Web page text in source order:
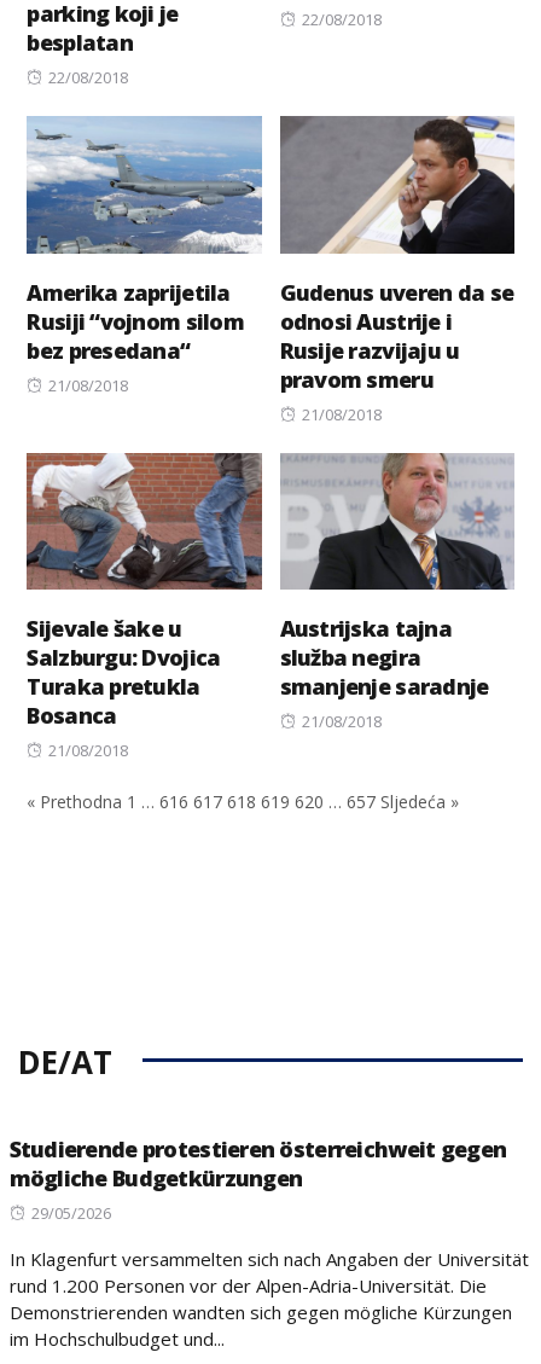
parking koji je
besplatan
Posted
22/08/2018
Posted
22/08/2018
Amerika zaprijetila
Rusiji “vojnom silom
bez presedana“
Posted
21/08/2018
Gudenus uveren da se
odnosi Austrije i
Rusije razvijaju u
pravom smeru
Posted
21/08/2018
Sijevale šake u
Salzburgu: Dvojica
Turaka pretukla
Bosanca
Posted
21/08/2018
Austrijska tajna
služba negira
smanjenje saradnje
Posted
21/08/2018
« Prethodna 1 … 616 617 618 619 620 … 657 Sljedeća »
DE/AT
Studierende protestieren österreichweit gegen
mögliche Budgetkürzungen
Posted
29/05/2026
In Klagenfurt versammelten sich nach Angaben der Universität
rund 1.200 Personen vor der Alpen-Adria-Universität. Die
Demonstrierenden wandten sich gegen mögliche Kürzungen
im Hochschulbudget und...